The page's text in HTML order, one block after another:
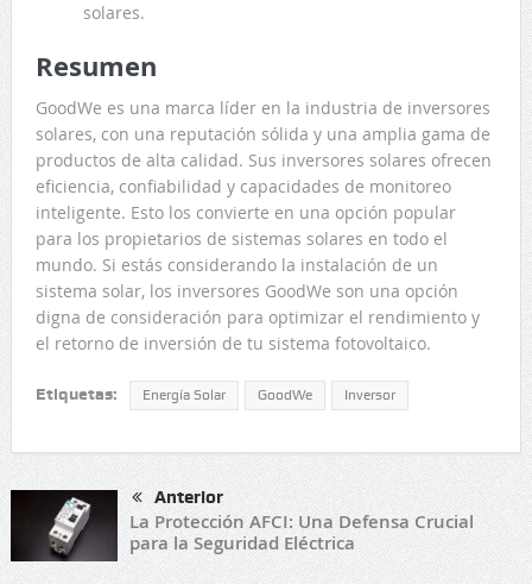
solares.
Resumen
GoodWe es una marca líder en la industria de inversores
solares, con una reputación sólida y una amplia gama de
productos de alta calidad. Sus inversores solares ofrecen
eficiencia, confiabilidad y capacidades de monitoreo
inteligente. Esto los convierte en una opción popular
para los propietarios de sistemas solares en todo el
mundo. Si estás considerando la instalación de un
sistema solar, los inversores GoodWe son una opción
digna de consideración para optimizar el rendimiento y
el retorno de inversión de tu sistema fotovoltaico.
Etiquetas: Energía Solar GoodWe Inversor
Anterior
La Protección AFCI: Una Defensa Crucial
para la Seguridad Eléctrica